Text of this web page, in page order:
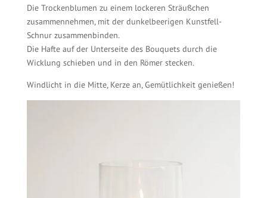
Die Trockenblumen zu einem lockeren Sträußchen
zusammennehmen, mit der dunkelbeerigen Kunstfell-
Schnur zusammenbinden.
Die Hafte auf der Unterseite des Bouquets durch die
Wicklung schieben und in den Römer stecken.
Windlicht in die Mitte, Kerze an, Gemütlichkeit genießen!